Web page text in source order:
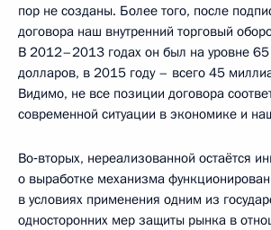
пор не созданы. Более того, после
договора наш внутренний торговый
В 2012–2013 годах он был на уровне
долларов, в 2015 году – всего 45
Видимо, не все позиции договора
современной ситуации в экономике и
Во‑вторых, нереализованной остаётся
о выработке механизма
в условиях применения одним из
односторонних мер защиты рынка в